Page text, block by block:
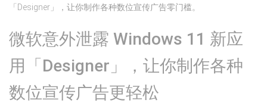
「Designer」，让你制作各种数位宣传广告零门槛。
微软意外泄露 Windows 11 新应
用「Designer」，让你制作各种
数位宣传广告更轻松